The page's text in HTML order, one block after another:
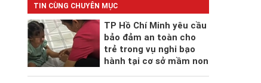
TIN CÙNG CHUYÊN MỤC
TP Hồ Chí Minh yêu cầu
bảo đảm an toàn cho
trẻ trong vụ nghi bạo
hành tại cơ sở mầm non